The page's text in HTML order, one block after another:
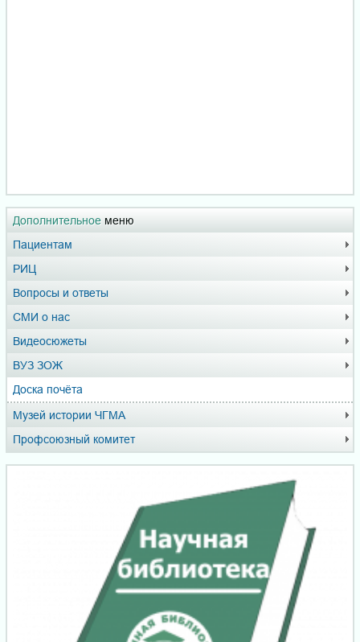
Дополнительное меню
Пациентам
РИЦ
Вопросы и ответы
СМИ о нас
Видеосюжеты
ВУЗ ЗОЖ
Доска почёта
Музей истории ЧГМА
Профсоюзный комитет